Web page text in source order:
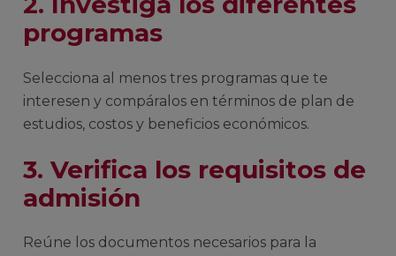
programas
Selecciona al menos tres programas que te
interesen y compáralos en términos de plan de
estudios, costos y beneficios económicos.
3. Verifica los requisitos de
admisión
Reúne los documentos necesarios para la